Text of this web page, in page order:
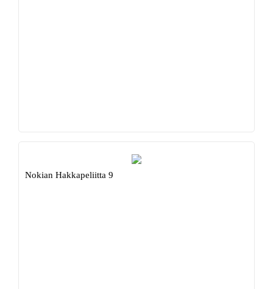
Nokian Hakkapeliitta 9